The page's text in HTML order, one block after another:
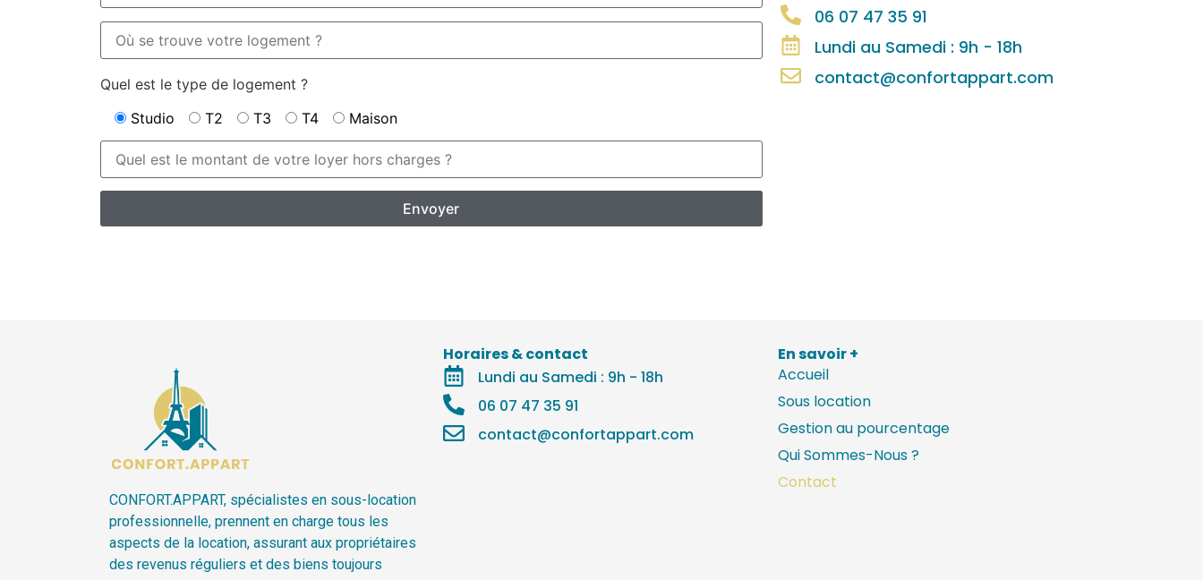
Quel est le type de logement ?
Studio
T2 T3 T4 Maison
06 07 47 35 91
Lundi au Samedi : 9h - 18h
contact@confortappart.com
CONFORT.APPART, spécialistes en sous-location
professionnelle, prennent en charge tous les
aspects de la location, assurant aux propriétaires
des revenus réguliers et des biens toujours
Horaires & contact
Lundi au Samedi : 9h - 18h
06 07 47 35 91
contact@confortappart.com
En savoir +
Accueil
Sous location
Gestion au pourcentage
Qui Sommes-Nous ?
Contact